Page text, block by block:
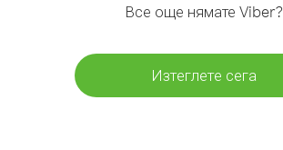
Все още нямате Viber?
Изтеглете сега